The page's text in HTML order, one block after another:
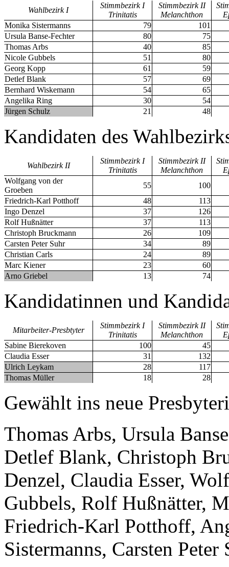
Wahlbezirk I
Stimmbezirk I
Trinitatis
Stimmbezirk II
Melanchthon
Monika Sistermanns
79
101
Ursula Banse-Fechter
80
75
Thomas Arbs
40
85
Nicole Gubbels
51
80
Georg Kopp
61
59
Detlef Blank
57
69
Bernhard Wiskemann
54
65
Angelika Ring
30
54
Jürgen Schulz
21 48
Kandidaten des
Wahlbezirk II
Stimmbezirk I
Trinitatis
Stimmbezirk II
Melanchthon
Wolfgang von der
Groeben
55
100
Friedrich-Karl Potthoff
48
113
Ingo Denzel
37
126
Rolf Hußnätter
37
113
Christoph Bruckmann
26
109
Carsten Peter Suhr
34
89
Christian Carls
24
89
Marc Kiener
23
60
Arno Griebel
13 74
Kandidatinnen und
Mitarbeiter-Presbtyter
Stimmbezirk I
Trinitatis
Stimmbezirk II
Melanchthon
Sabine Bierekoven
100
45
Claudia Esser
31
132
Ulrich Leykam
28
117
Thomas Müller
18 28
Gewählt ins neue
Thomas Arbs, Ursula
Detlef Blank, Christoph
Denzel, Claudia Esser,
Gubbels, Rolf Hußnätter,
Friedrich-Karl Potthoff,
Sistermanns, Carsten